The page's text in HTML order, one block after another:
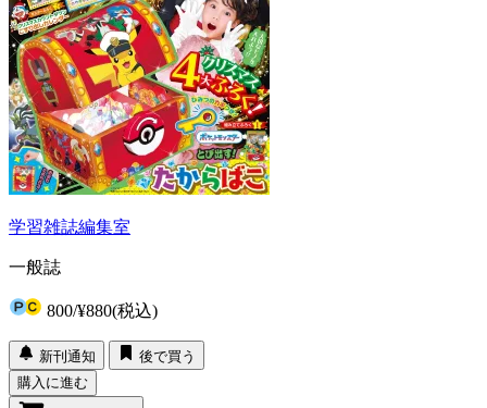
学習雑誌編集室
一般誌
800/¥880(税込)
新刊通知
後で買う
購入に進む